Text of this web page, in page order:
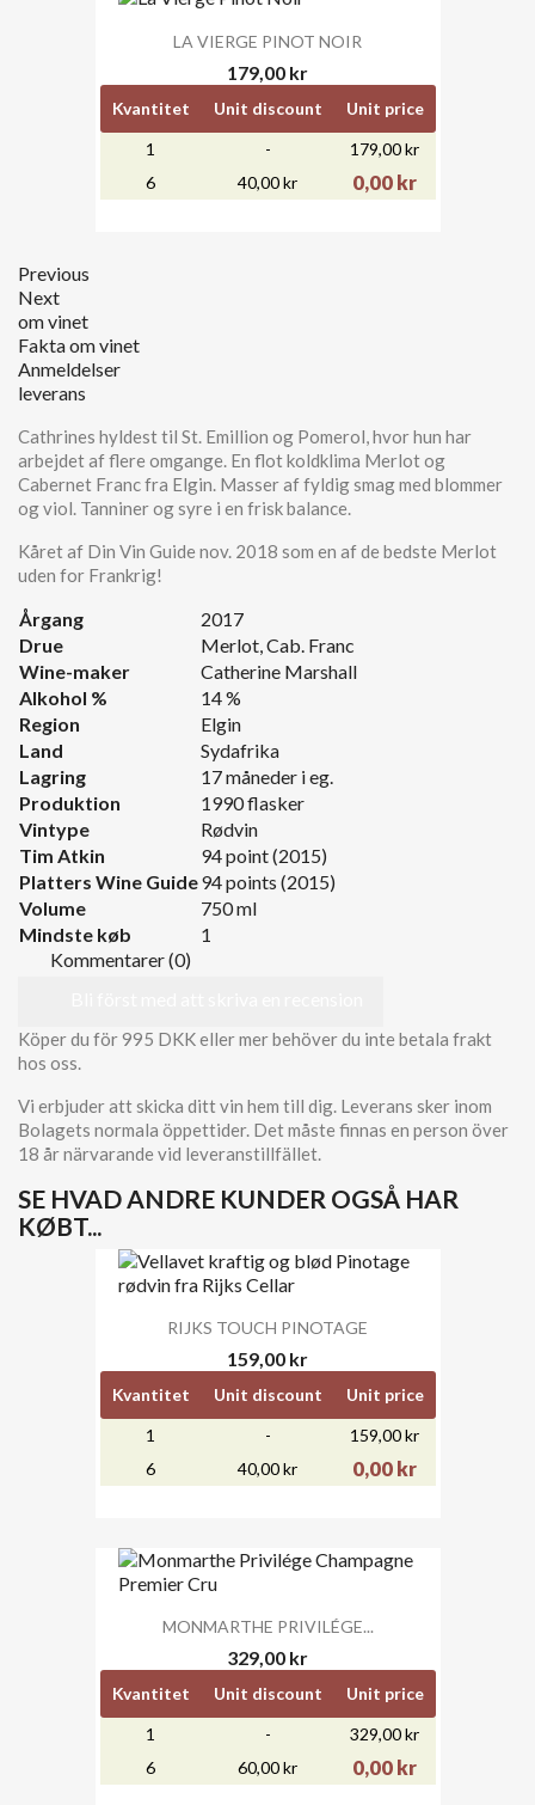
LA VIERGE PINOT NOIR
179,00 kr
Kvantitet Unit discount
Unit price
1
-
179,00 kr
6
40,00 kr 0,00 kr
Previous
Next
om vinet
Fakta om vinet
Anmeldelser
leverans
Cathrines hyldest til St. Emillion og Pomerol, hvor hun har
arbejdet af flere omgange. En flot koldklima Merlot og
Cabernet Franc fra Elgin. Masser af fyldig smag med blommer
og viol. Tanniner og syre i en frisk balance.
Kåret af Din Vin Guide nov. 2018 som en af de bedste Merlot
uden for Frankrig!
Årgang
2017
Drue
Merlot, Cab. Franc
Wine-maker
Catherine Marshall
Alkohol %
14 %
Region
Elgin
Land
Sydafrika
Lagring
17 måneder i eg.
Produktion
1990 flasker
Vintype
Rødvin
Tim Atkin
94 point (2015)
Platters Wine Guide94 points (2015)
Volume
750 ml
Mindste køb
1
Kommentarer (0)
Köper du för 995 DKK eller mer behöver du inte betala frakt
hos oss.
Vi erbjuder att skicka ditt vin hem till dig. Leverans sker inom
Bolagets normala öppettider. Det måste finnas en person över
18 år närvarande vid leveranstillfället.
SE HVAD ANDRE KUNDER OGSÅ HAR
KØBT...
RIJKS TOUCH PINOTAGE
159,00 kr
Kvantitet Unit discount
Unit price
1
-
159,00 kr
6
40,00 kr 0,00 kr
MONMARTHE PRIVILÉGE...
329,00 kr
Kvantitet Unit discount
Unit price
1
-
329,00 kr
6
60,00 kr 0,00 kr